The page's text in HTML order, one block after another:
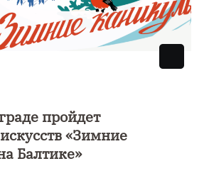
пройдет
«Зимние
Балтике»